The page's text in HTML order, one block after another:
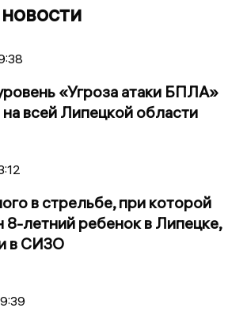
«Угроза атаки БПЛА»
всей Липецкой области
в стрельбе, при которой
8-летний ребенок в Липецке,
в СИЗО